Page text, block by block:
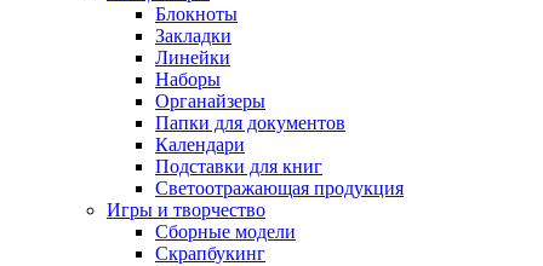
Блокноты
Закладки
Линейки
Наборы
Органайзеры
Папки для документов
Календари
Подставки для книг
Светоотражающая продукция
Игры и творчество
Сборные модели
Скрапбукинг